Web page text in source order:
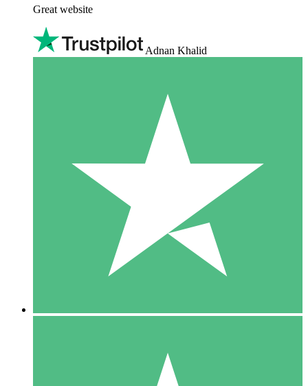
Great website
Adnan Khalid